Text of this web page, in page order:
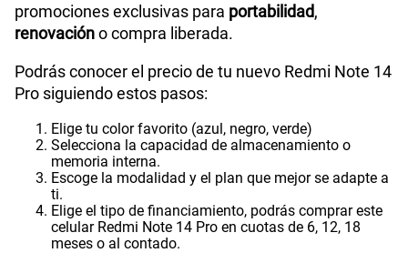
promociones exclusivas para portabilidad,
renovacióno compra liberada.
Podrás conocer el precio de tu nuevo Redmi Note 14
Pro siguiendo estos pasos:
Elige tu color favorito (azul, negro, verde)
Selecciona la capacidad de almacenamiento o
memoria interna.
Escoge la modalidad y el plan que mejor se adapte a
ti.
Elige el tipo de financiamiento, podrás comprar este
celular Redmi Note 14 Pro en cuotas de 6, 12, 18
meses o al contado.